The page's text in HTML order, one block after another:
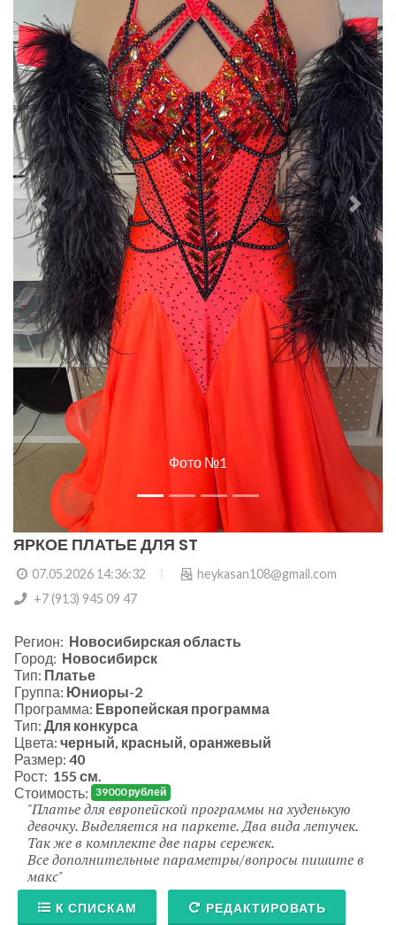
Фото №2
Previous Next
ЯРКОЕ ПЛАТЬЕ ДЛЯ ST
07.05.2026 14:36:32
heykasan108@gmail.com
+7 (913) 945 09 47
Регион: Новосибирская область
Город: Новосибирск
Тип: Платье
Группа: Юниоры-2
Программа: Европейская программа
Тип: Для конкурса
Цвета: черный, красный, оранжевый
Размер: 40
Рост: 155 см.
Стоимость: 39000 рублей
Платье для европейской программы на худенькую
девочку. Выделяется на паркете. Два вида летучек.
Так же в комплекте две пары сережек.
Все дополнительные параметры/вопросы пишите в
макс
К СПИСКАМ РЕДАКТИРОВАТЬ